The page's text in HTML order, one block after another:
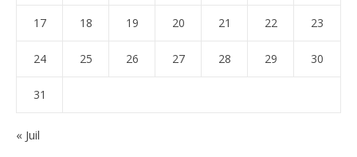
17 18 19 20 21 22 23
24 25 26 27 28 29 30
31
« Juil